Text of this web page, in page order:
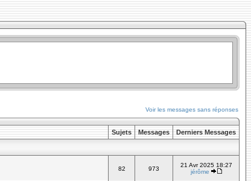
Voir les messages sans réponses
Sujets Messages Derniers Messages
82 973
21 Avr 2025 18:27
jérôme